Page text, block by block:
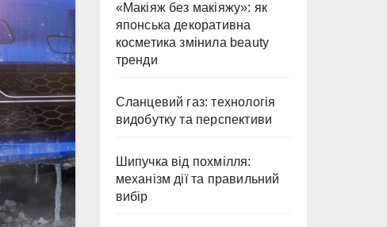
«Макіяж без макіяжу»: як
японська декоративна
косметика змінила beauty
тренди
Сланцевий газ: технологія
видобутку та перспективи
Шипучка від похмілля:
механізм дії та правильний
вибір